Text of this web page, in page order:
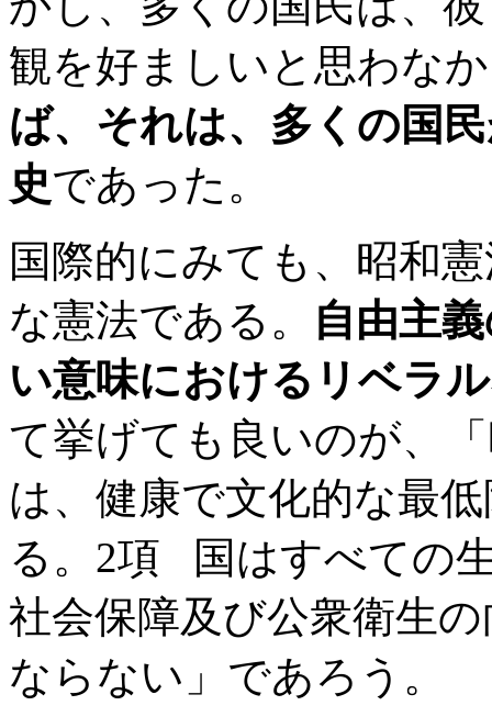
観を好ましいと思わな
ば、それは、多くの国
史であった。
国際的にみても、昭和
な憲法である。
自由主
い意味におけるリベラ
て挙げても良いのが、
は、健康で文化的な最
る。2項 国はすべての
社会保障及び公衆衛生
ならない」であろう。